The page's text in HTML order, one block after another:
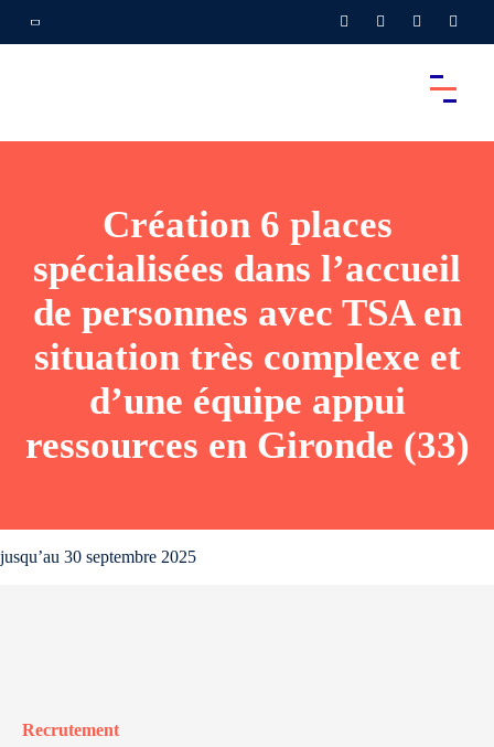
Création 6 places
spécialisées dans l’accueil
de personnes avec TSA en
situation très complexe et
d’une équipe appui
ressources en Gironde (33)
jusqu’au 30 septembre 2025
Recrutement